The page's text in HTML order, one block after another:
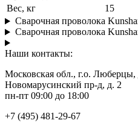
Вес, кг
15
Сварочная проволока
Сварочная проволока
Наши контакты:
Московская обл., г.о.
Новомарусинский пр-д, д. 2
пн-пт 09:00 до 18:00
+7 (495) 481-29-67